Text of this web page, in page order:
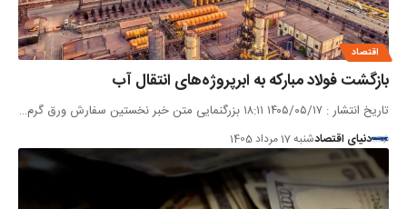
اقتصاد
بازگشت فولاد مبارکه به ابرپروژه‌های انتقال آب
تاریخ انتشار : ۱۴۰۵/۰۵/۱۷ ۱۸:۱۱ بزرگنمایی متن خبر نخستین سفارش ورق گرم…
دنیای اقتصادشنبه 17 مرداد 1405